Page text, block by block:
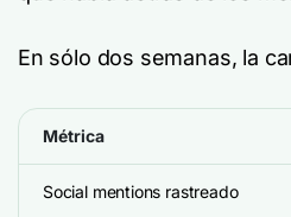
En sólo dos semanas, la
Métrica
Social mentions rastreado